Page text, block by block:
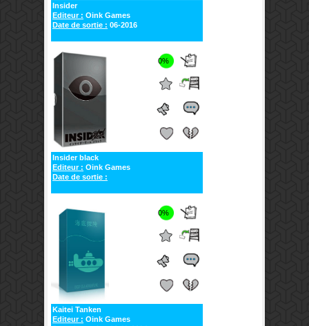
Insider
Editeur : Oink Games
Date de sortie : 06-2016
0%
Insider black
Editeur : Oink Games
Date de sortie :
0%
Kaitei Tanken
Editeur : Oink Games